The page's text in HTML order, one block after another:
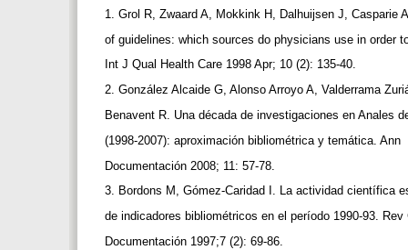
1. Grol R, Zwaard A, Mokkink H, Dalhuijsen J, Casparie
of guidelines: which sources do physicians use in order
Int J Qual Health Care 1998 Apr; 10 (2): 135-40.
2. González Alcaide G, Alonso Arroyo A, Valderrama
Benavent R. Una década de investigaciones en Anales
(1998-2007): aproximación bibliométrica y temática. Ann
Documentación 2008; 11: 57-78.
3. Bordons M, Gómez-Caridad I. La actividad científica
de indicadores bibliométricos en el período 1990-93.
Documentación 1997;7 (2): 69-86.